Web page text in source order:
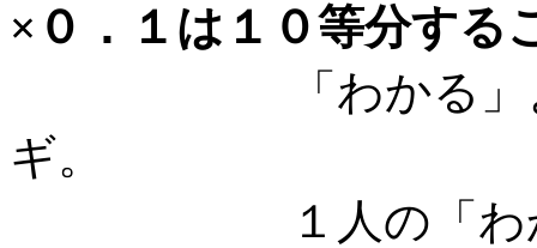
×０．１は１０等分する
「わかる」よう
ギ。
１人の「わかっ